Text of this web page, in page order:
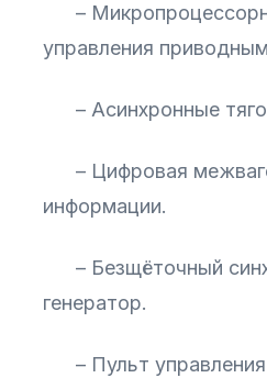
–
управления
– Асинхронные
– Цифровая
информации.
– Безщёточный
генератор.
– Пульт